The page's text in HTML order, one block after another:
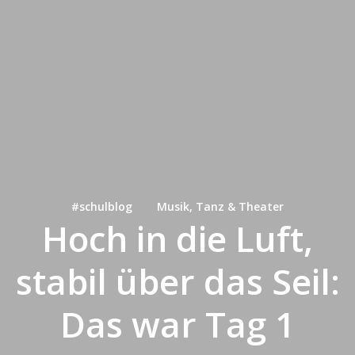
#schulblog Musik, Tanz & Theater
Hoch in die Luft,
stabil über das Seil:
Das war Tag 1